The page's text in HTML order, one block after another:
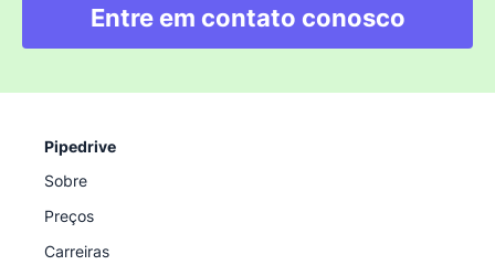
Entre em contato conosco
Pipedrive
Sobre
Preços
Carreiras